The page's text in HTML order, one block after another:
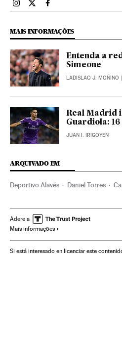
Esportes El País Brasil en
Esportes El País Brasil en
Esportes El País
MAIS INFORMAÇÕES
Entenda a
Simeone
LADISLAO J. MOÑINO
Real Madrid
Guardiola:
JUAN I. IRIGOYEN
ARQUIVADO EM
Deportivo Alavés Daniel Torres
Times esportes Futebol
Organizações desportivas
América Latina Esportes América
Adere a
Mais informações
Si está interesado en licenciar este